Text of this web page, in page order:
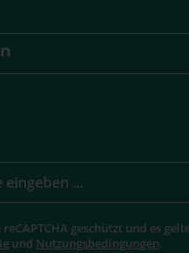
geschützt und es
und Nutzungsbedingungen.